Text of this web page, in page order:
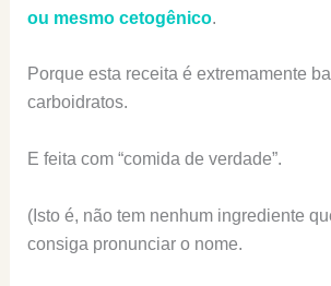
ou mesmo cetogênico.
Porque esta receita é extremamente
carboidratos.
E feita com “comida de verdade”.
(Isto é, não tem nenhum ingrediente
consiga pronunciar o nome.